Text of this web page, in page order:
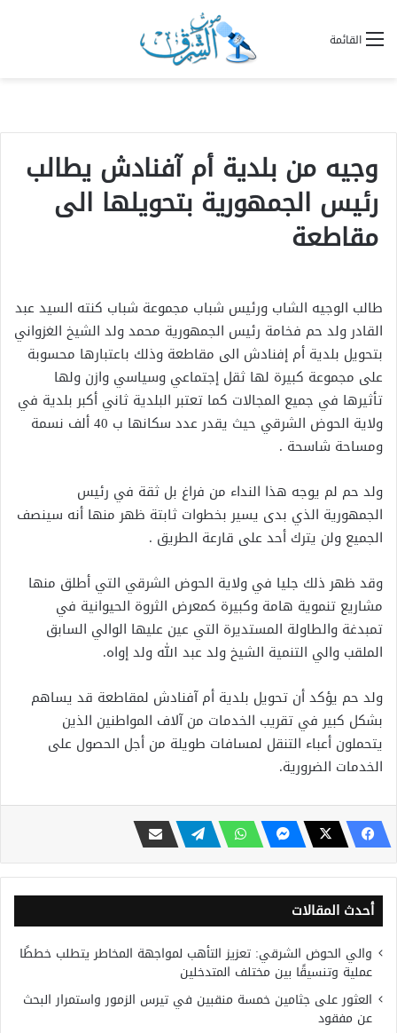
القائمة
وجيه من بلدية أم آفنادش يطالب
رئيس الجمهورية بتحويلها الى
مقاطعة
طالب الوجيه الشاب ورئيس شباب مجموعة شباب كنته السيد عبد
القادر ولد حم فخامة رئيس الجمهورية محمد ولد الشيخ الغزواني
بتحويل بلدية أم إفنادش الى مقاطعة وذلك باعتبارها محسوبة
على مجموعة كبيرة لها ثقل إجتماعي وسياسي وازن ولها
تأثيرها في جميع المجالات كما تعتبر البلدية ثاني أكبر بلدية في
ولاية الحوض الشرقي حيث يقدر عدد سكانها ب 40 ألف نسمة
ومساحة شاسحة .
ولد حم لم يوجه هذا النداء من فراغ بل ثقة في رئيس
الجمهورية الذي بدى يسير بخطوات ثابتة ظهر منها أنه سينصف
الجميع ولن يترك أحد على قارعة الطريق .
وقد ظهر ذلك جليا في ولاية الحوض الشرقي التي أطلق منها
مشاريع تنموية هامة وكبيرة كمعرض الثروة الحيوانية في
تمبدغة والطاولة المستديرة التي عين عليها الوالي السابق
الملقب والي التنمية الشيخ ولد عبد الله ولد إواه.
ولد حم يؤكد أن تحويل بلدية أم آفنادش لمقاطعة قد يساهم
بشكل كبير في تقريب الخدمات من آلاف المواطنين الذين
يتحملون أعباء التنقل لمسافات طويلة من أجل الحصول على
الخدمات الضرورية.
أحدث المقالات
والي الحوض الشرقي: تعزيز التأهب لمواجهة المخاطر يتطلب خططًا
عملية وتنسيقًا بين مختلف المتدخلين
العثور على جثامين خمسة منقبين في تيرس الزمور واستمرار البحث
عن مفقود